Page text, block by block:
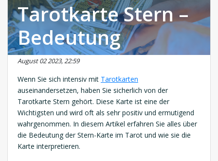
Tarotkarte Stern –
Bedeutung
August 02 2023, 22:59
Wenn Sie sich intensiv mit Tarotkarten
auseinandersetzen, haben Sie sicherlich von der
Tarotkarte Stern gehört. Diese Karte ist eine der
Wichtigsten und wird oft als sehr positiv und ermutigend
wahrgenommen. In diesem Artikel erfahren Sie alles über
die Bedeutung der Stern-Karte im Tarot und wie sie die
Karte interpretieren.